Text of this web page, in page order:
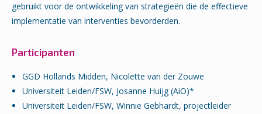
gebruikt voor de ontwikkeling van strategieën die de effectieve
implementatie van interventies bevorderden.
Participanten
GGD Hollands Midden, Nicolette van der Zouwe
Universiteit Leiden/FSW, Josanne Huijg (AiO)*
Universiteit Leiden/FSW, Winnie Gebhardt, projectleider